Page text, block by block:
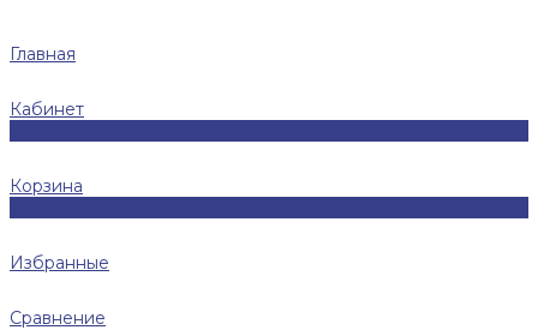
Главная
Кабинет
Корзина
Избранные
Сравнение